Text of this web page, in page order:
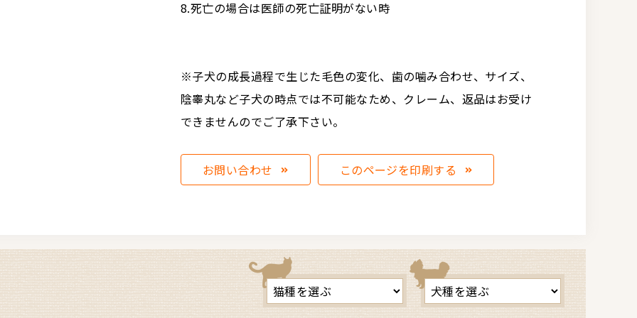
8.死亡の場合は医師の死亡証明がない時
※子犬の成長過程で生じた毛色の変化、歯の噛み合わせ、サイズ、
陰睾丸など子犬の時点では不可能なため、クレーム、返品はお受け
できませんのでご了承下さい。
お問い合わせ このページを印刷する